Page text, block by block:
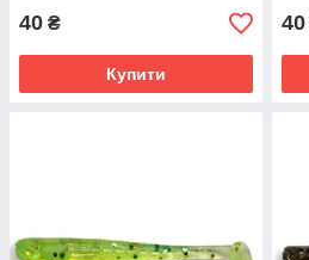
40 ₴
Купити
40